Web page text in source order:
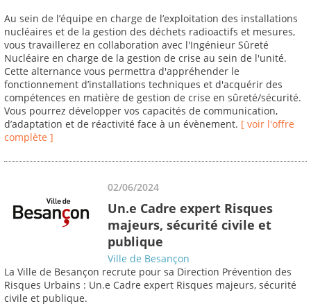
Au sein de l’équipe en charge de l’exploitation des installations
nucléaires et de la gestion des déchets radioactifs et mesures,
vous travaillerez en collaboration avec l'Ingénieur Sûreté
Nucléaire en charge de la gestion de crise au sein de l'unité.
Cette alternance vous permettra d'appréhender le
fonctionnement d’installations techniques et d'acquérir des
compétences en matière de gestion de crise en sûreté/sécurité.
Vous pourrez développer vos capacités de communication,
d’adaptation et de réactivité face à un évènement. [ voir l'offre
complète ]
02/06/2024
Un.e Cadre expert Risques
majeurs, sécurité civile et
publique
Ville de Besançon
La Ville de Besançon recrute pour sa Direction Prévention des
Risques Urbains : Un.e Cadre expert Risques majeurs, sécurité
civile et publique.